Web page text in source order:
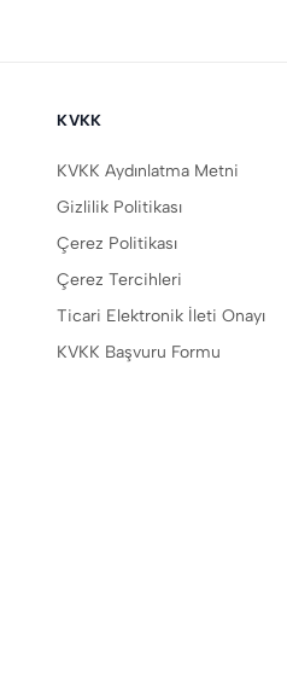
KVKK
KVKK Aydınlatma Metni
Gizlilik Politikası
Çerez Politikası
Çerez Tercihleri
Ticari Elektronik İleti Onayı
KVKK Başvuru Formu